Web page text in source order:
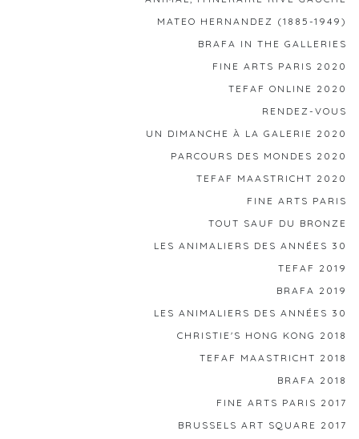
MATEO HERNANDEZ (1885-1949)
BRAFA IN THE GALLERIES
FINE ARTS PARIS 2020
TEFAF ONLINE 2020
RENDEZ-VOUS
UN DIMANCHE À LA GALERIE 2020
PARCOURS DES MONDES 2020
TEFAF MAASTRICHT 2020
FINE ARTS PARIS
TOUT SAUF DU BRONZE
LES ANIMALIERS DES ANNÉES 30
TEFAF 2019
BRAFA 2019
LES ANIMALIERS DES ANNÉES 30
CHRISTIE'S HONG KONG 2018
TEFAF MAASTRICHT 2018
BRAFA 2018
FINE ARTS PARIS 2017
BRUSSELS ART SQUARE 2017